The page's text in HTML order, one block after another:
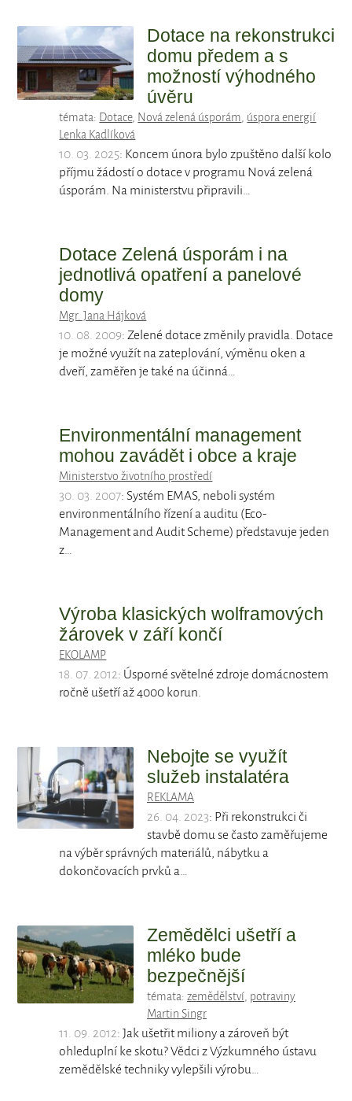
Dotace na rekonstrukci
domu předem a s
možností výhodného
úvěru
témata: Dotace, Nová zelená úsporám, úspora energií
Lenka Kadlíková
10. 03. 2025: Koncem února bylo zpuštěno další kolo
příjmu žádostí o dotace v programu Nová zelená
úsporám. Na ministerstvu připravili…
Dotace Zelená úsporám i na
jednotlivá opatření a panelové
domy
Mgr. Jana Hájková
10. 08. 2009: Zelené dotace změnily pravidla. Dotace
je možné využít na zateplování, výměnu oken a
dveří, zaměřen je také na účinná…
Environmentální management
mohou zavádět i obce a kraje
Ministerstvo životního prostředí
30. 03. 2007: Systém EMAS, neboli systém
environmentálního řízení a auditu (Eco-
Management and Audit Scheme) představuje jeden
z…
Výroba klasických wolframových
žárovek v září končí
EKOLAMP
18. 07. 2012: Úsporné světelné zdroje domácnostem
ročně ušetří až 4000 korun.
Nebojte se využít
služeb instalatéra
REKLAMA
26. 04. 2023: Při rekonstrukci či
stavbě domu se často zaměřujeme
na výběr správných materiálů, nábytku a
dokončovacích prvků a…
Zemědělci ušetří a
mléko bude
bezpečnější
témata: zemědělství, potraviny
Martin Singr
11. 09. 2012: Jak ušetřit miliony a zároveň být
ohleduplní ke skotu? Vědci z Výzkumného ústavu
zemědělské techniky vylepšili výrobu…